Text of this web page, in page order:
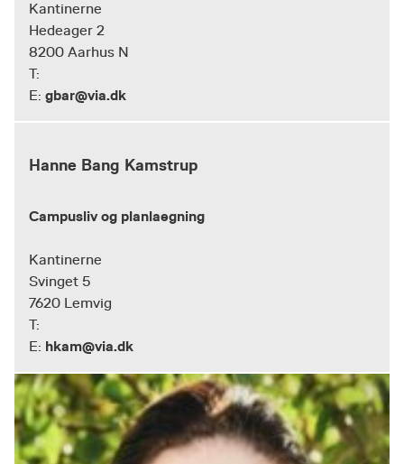
Kantinerne
Hedeager 2
8200 Aarhus N
T:
E: gbar@via.dk
Hanne Bang Kamstrup
Campusliv og planlaegning
Kantinerne
Svinget 5
7620 Lemvig
T:
E: hkam@via.dk